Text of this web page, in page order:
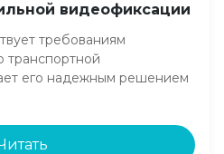
видеофиксации
требованиям
его надежным решением